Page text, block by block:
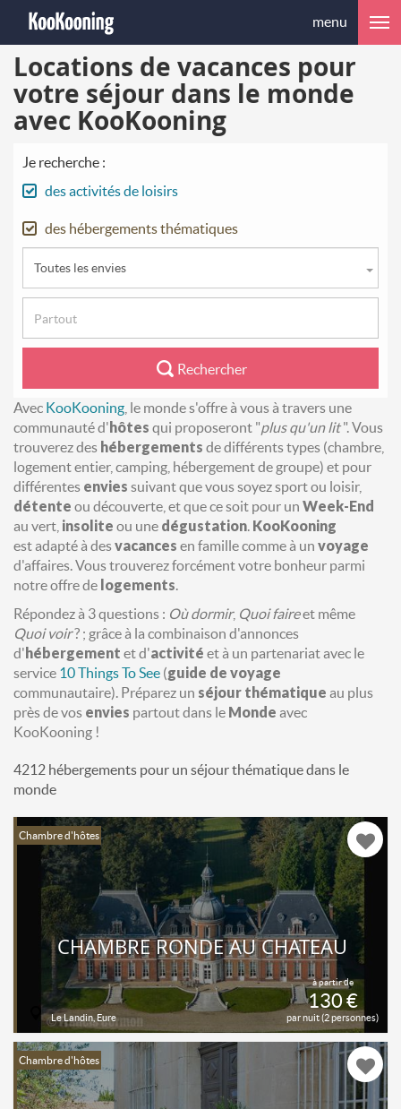
menu
Locations de vacances pour
votre séjour dans le monde
avec KooKooning
Je recherche :
des activités de loisirs
des hébergements thématiques
Toutes les envies
Rechercher
Avec KooKooning , le monde s'offre à vous à travers une
communauté d'hôtes qui proposeront "plus qu'un lit". Vous
trouverez des hébergements de différents types (chambre,
logement entier, camping, hébergement de groupe) et pour
différentes envies suivant que vous soyez sport ou loisir,
détente ou découverte, et que ce soit pour un Week-End
au vert, insolite ou une dégustation. KooKooning
est adapté à desvacances en famille comme à un voyage
d'affaires. Vous trouverez forcément votre bonheur parmi
notre offre de logements.
Répondez à 3 questions : Où dormir, Quoi faireet même
Quoi voir? ; grâce à la combinaison d'annonces
d'hébergement et d'activité et à un partenariat avec le
service 10 Things To See (guide de voyage
communautaire). Préparez un séjour thématique au plus
près de vos envies partout dans le Monde avec
KooKooning !
4212 hébergements pour un séjour thématique dans le
monde
Chambre d'hôtes
à partir de
130 €
par nuit (2 personnes)
CHAMBRE RONDE AU CHATEAU
Le Landin, Eure
Chambre d'hôtes